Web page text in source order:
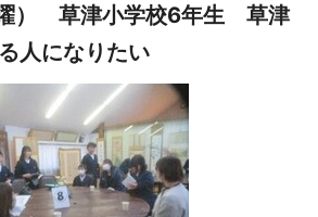
） 草津小学校6年生 草津
人になりたい